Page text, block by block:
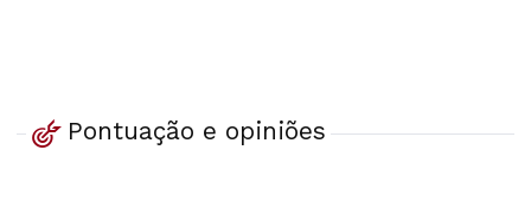
Pontuação e opiniões